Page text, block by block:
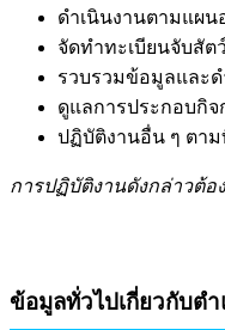
ดำเนินงานตามแผ
จัดทำทะเบียนจับสัต
รวบรวมข้อมูลและด
ดูแลการประกอบกิ
ปฏิบัติงานอื่น ๆ ตา
การปฏิบัติงานดังกล่าวต้
ข้อมูลทั่วไปเกี่ยวกับต